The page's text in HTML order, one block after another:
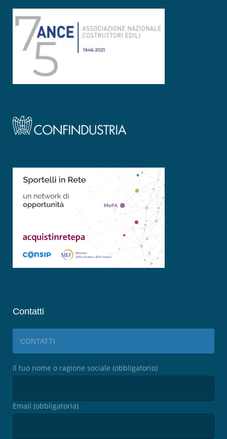
Contatti
CONTATTI
Il tuo nome o ragione sociale (obbligatorio)
Email (obbligatoria)